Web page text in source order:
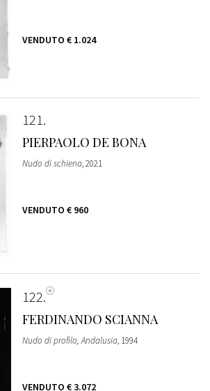
VENDUTO € 1.024
121
PIERPAOLO DE BONA
Nudo di schiena, 2021
VENDUTO € 960
122
FERDINANDO SCIANNA
Nudo di profilo, Andalusia, 1994
VENDUTO € 3.072